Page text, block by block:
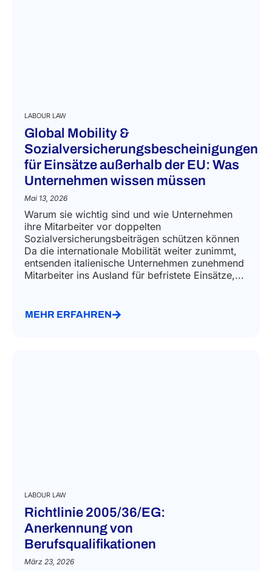
LABOUR LAW
Global Mobility &
Sozialversicherungsbescheinigungen
für Einsätze außerhalb der EU: Was
Unternehmen wissen müssen
Mai 13, 2026
Warum sie wichtig sind und wie Unternehmen
ihre Mitarbeiter vor doppelten
Sozialversicherungsbeiträgen schützen können
Da die internationale Mobilität weiter zunimmt,
entsenden italienische Unternehmen zunehmend
Mitarbeiter ins Ausland für befristete Einsätze,...
MEHR ERFAHREN
LABOUR LAW
Richtlinie 2005/36/EG:
Anerkennung von
Berufsqualifikationen
März 23, 2026